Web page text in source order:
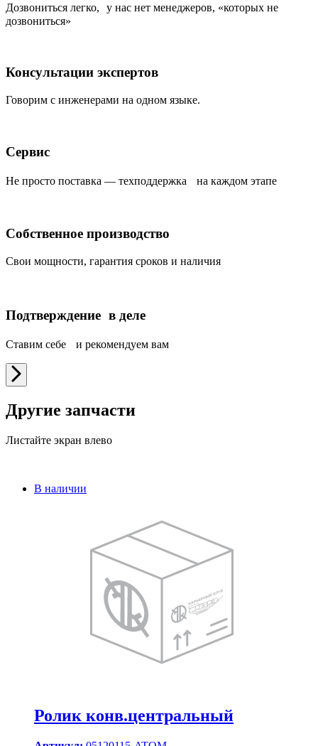
Дозвониться легко, у нас нет менеджеров, «которых не
дозвониться»
Консультации экспертов
Говорим с инженерами на одном языке.
Сервис
Не просто поставка — техподдержка на каждом этапе
Собственное производство
Свои мощности, гарантия сроков и наличия
Подтверждение в деле
Ставим себе и рекомендуем вам
Другие запчасти
Листайте экран влево
В наличии
Ролик конв.центральный